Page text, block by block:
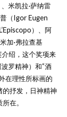
米凯拉·萨纳雷
（Igor Eugen
）、阿
加·弗拉查基
绍，这个奖项来
罗精神）和“酒
在理性所标画的
的抒发，日神精神
在。